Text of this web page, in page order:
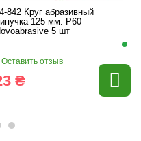
842 Круг абразивный
125 мм. P60
5 шт
Оставить отзыв
₴